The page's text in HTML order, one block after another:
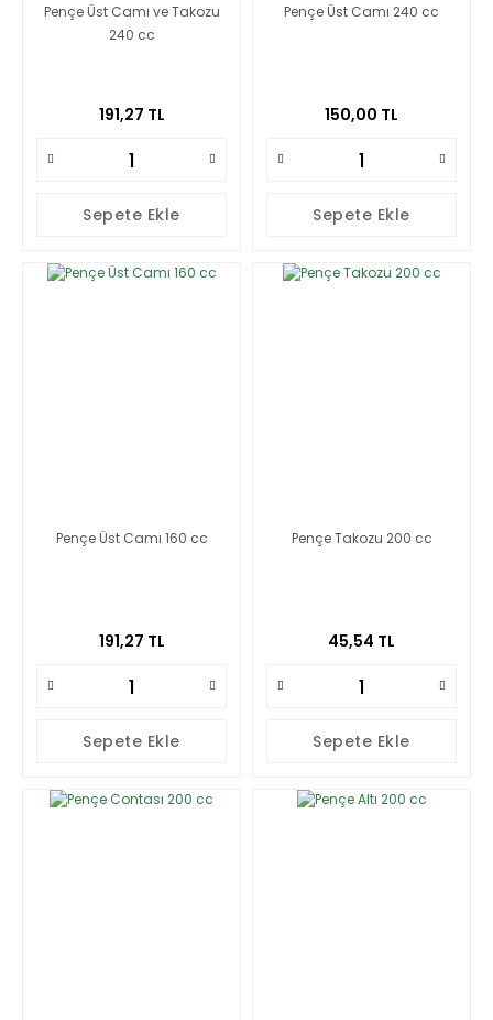
Pençe Üst Camı ve Takozu
240 cc
191,27 TL
Sepete Ekle
Pençe Üst Camı 240 cc
150,00 TL
Sepete Ekle
Pençe Üst Camı 160 cc
191,27 TL
Sepete Ekle
Pençe Takozu 200 cc
45,54 TL
Sepete Ekle